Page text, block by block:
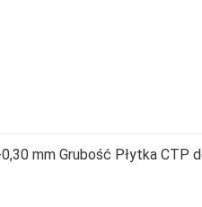
mm Grubość Płytka CTP